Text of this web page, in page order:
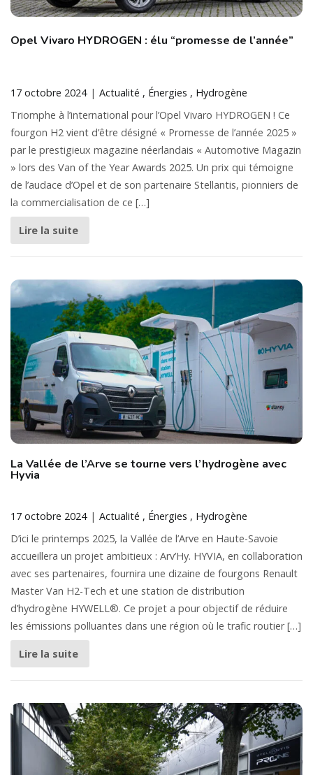
Opel Vivaro HYDROGEN : élu “promesse de l’année”
17 octobre 2024 Actualité Énergies
Hydrogène
Triomphe à l’international pour l’Opel Vivaro HYDROGEN ! Ce
fourgon H2 vient d’être désigné « Promesse de l’année 2025 »
par le prestigieux magazine néerlandais « Automotive Magazin
» lors des Van of the Year Awards 2025. Un prix qui témoigne
de l’audace d’Opel et de son partenaire Stellantis, pionniers de
la commercialisation de ce […]
Lire la suite
La Vallée de l’Arve se tourne vers l’hydrogène avec
Hyvia
17 octobre 2024 Actualité Énergies
Hydrogène
D’ici le printemps 2025, la Vallée de l’Arve en Haute-Savoie
accueillera un projet ambitieux : Arv’Hy. HYVIA, en collaboration
avec ses partenaires, fournira une dizaine de fourgons Renault
Master Van H2-Tech et une station de distribution
d’hydrogène HYWELL®. Ce projet a pour objectif de réduire
les émissions polluantes dans une région où le trafic routier […]
Lire la suite